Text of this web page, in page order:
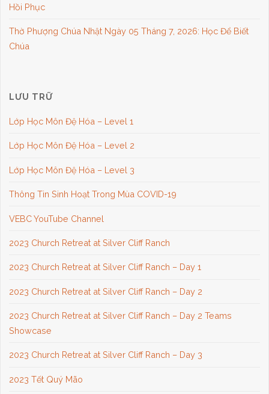
Hồi Phục
Thờ Phượng Chúa Nhật Ngày 05 Tháng 7, 2026: Học Để Biết
Chúa
LƯU TRỮ
Lớp Học Môn Đệ Hóa – Level 1
Lớp Học Môn Đệ Hóa – Level 2
Lớp Học Môn Đệ Hóa – Level 3
Thông Tin Sinh Hoạt Trong Mùa COVID-19
VEBC YouTube Channel
2023 Church Retreat at Silver Cliff Ranch
2023 Church Retreat at Silver Cliff Ranch – Day 1
2023 Church Retreat at Silver Cliff Ranch – Day 2
2023 Church Retreat at Silver Cliff Ranch – Day 2 Teams
Showcase
2023 Church Retreat at Silver Cliff Ranch – Day 3
2023 Tết Quý Mão